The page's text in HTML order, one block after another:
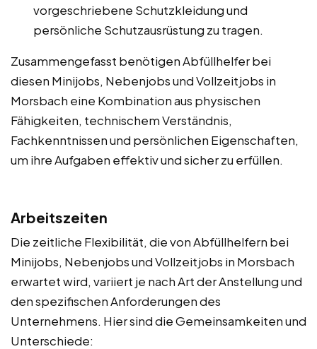
vorgeschriebene Schutzkleidung und
persönliche Schutzausrüstung zu tragen.
Zusammengefasst benötigen Abfüllhelfer bei
diesen Minijobs, Nebenjobs und Vollzeitjobs in
Morsbach eine Kombination aus physischen
Fähigkeiten, technischem Verständnis,
Fachkenntnissen und persönlichen Eigenschaften,
um ihre Aufgaben effektiv und sicher zu erfüllen.
Arbeitszeiten
Die zeitliche Flexibilität, die von Abfüllhelfern bei
Minijobs, Nebenjobs und Vollzeitjobs in Morsbach
erwartet wird, variiert je nach Art der Anstellung und
den spezifischen Anforderungen des
Unternehmens. Hier sind die Gemeinsamkeiten und
Unterschiede: